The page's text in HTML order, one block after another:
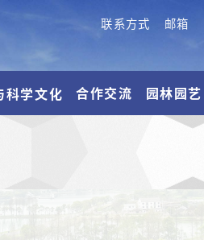
联系方式 邮箱
科学文化 合作交流 园林园艺